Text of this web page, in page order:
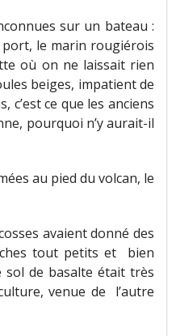
sur un bateau :
port, le marin rougiérois
où on ne laissait rien
beiges, impatient de
ce que les anciens
pourquoi n’y aurait-il
au pied du volcan, le
avaient donné des
tout petits et bien
sol de basalte était très
venue de l’autre